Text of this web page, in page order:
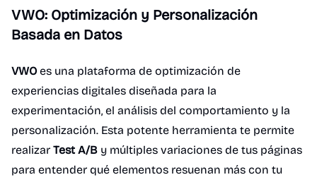
VWO: Optimización y Personalización
Basada en Datos
VWO es una plataforma de optimización de
experiencias digitales diseñada para la
experimentación, el análisis del comportamiento y la
personalización. Esta potente herramienta te permite
realizar Test A/B y múltiples variaciones de tus páginas
para entender qué elementos resuenan más con tu